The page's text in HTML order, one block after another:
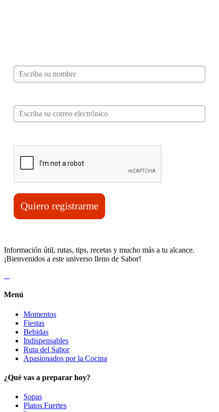
Quiero registrarme
Información útil, rutas, tips, recetas y mucho más a tu alcance.
¡Bienvenidos a este universo lleno de Sabor!
Menú
Momentos
Fiestas
Bebidas
Indispensables
Ruta del Sabor
Apasionados por la Cocina
¿Qué vas a preparar hoy?
Sopas
Platos Fuertes